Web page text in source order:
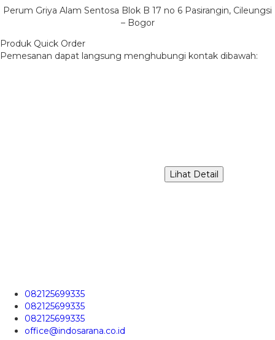
Perum Griya Alam Sentosa Blok B 17 no 6 Pasirangin, Cileungsi
– Bogor
Produk Quick Order
Pemesanan dapat langsung menghubungi kontak dibawah:
Lihat Detail
082125699335
082125699335
082125699335
office@indosarana.co.id